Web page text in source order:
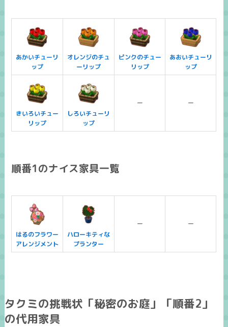
あかいチューリ
ップ
オレンジのチュ
ーリップ
ピンクのチュー
リップ
あおいチューリ
ップ
きいろいチュー
リップ
しろいチューリ
ップ
ー ー
順番1のナイス家具一覧
はるのフラワー
アレンジメント
ハローキティな
プランター
ー ー
タクミの挑戦状「秘密のお庭」「順番2」
の代用家具